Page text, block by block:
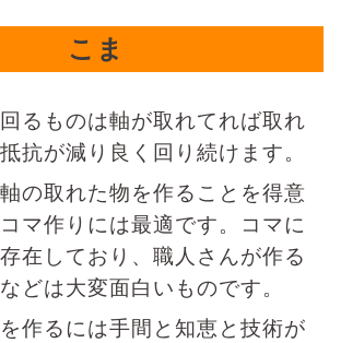
こま
るものは軸が取れてれば取れ
抗が減り良く回り続けます。
の取れた物を作ることを得意
マ作りには最適です。コマに
在しており、職人さんが作る
どは大変面白いものです。
作るには手間と知恵と技術が